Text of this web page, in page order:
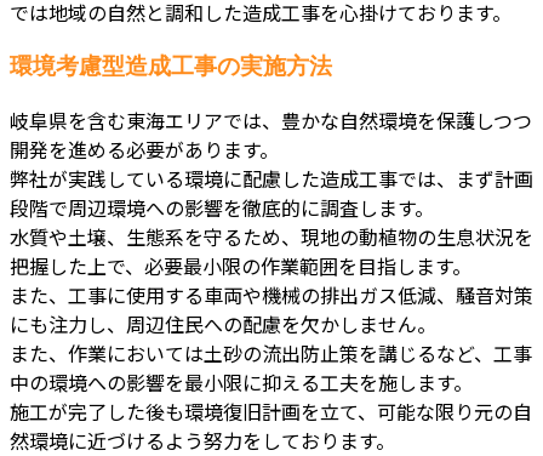
では地域の自然と調和した造成工事を心掛けております。
環境考慮型造成工事の実施方法
岐阜県を含む東海エリアでは、豊かな自然環境を保護しつつ
開発を進める必要があります。
弊社が実践している環境に配慮した造成工事では、まず計画
段階で周辺環境への影響を徹底的に調査します。
水質や土壌、生態系を守るため、現地の動植物の生息状況を
把握した上で、必要最小限の作業範囲を目指します。
また、工事に使用する車両や機械の排出ガス低減、騒音対策
にも注力し、周辺住民への配慮を欠かしません。
また、作業においては土砂の流出防止策を講じるなど、工事
中の環境への影響を最小限に抑える工夫を施します。
施工が完了した後も環境復旧計画を立て、可能な限り元の自
然環境に近づけるよう努力をしております。